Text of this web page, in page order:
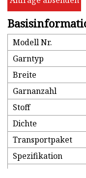
Modell Nr.
Garntyp
Breite
Garnanzahl
Stoff
Dichte
Transportpaket
Spezifikation